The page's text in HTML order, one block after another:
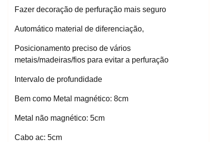
Fazer decoração de perfuração mais seguro
Automático material de diferenciação,
Posicionamento preciso de vários
metais/madeiras/fios para evitar a perfuração
Intervalo de profundidade
Bem como Metal magnético: 8cm
Metal não magnético: 5cm
Cabo ac: 5cm